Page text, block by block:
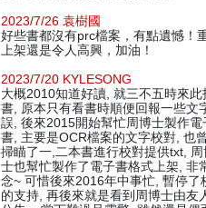
2023/7/26 袁樹國
好些書都沒有prc檔案，有點遺憾！
上架還是令人高興，加油！
2023/7/20 KYLESONG
大概2010知道好讀, 就三不五時來此
書, 原本只有看書時順便回報一些文
誤, 後來2015開始幫忙周博士製作電
書, 主要是OCR檔案的文字校對, 也
掃瞄了一,二本書進行校對提供txt, 周
士也幫忙製作了電子書格式上架, 非
念~ 可惜後來2016年中事忙, 暫停了
的支持, 再後來就是看到周博士由友